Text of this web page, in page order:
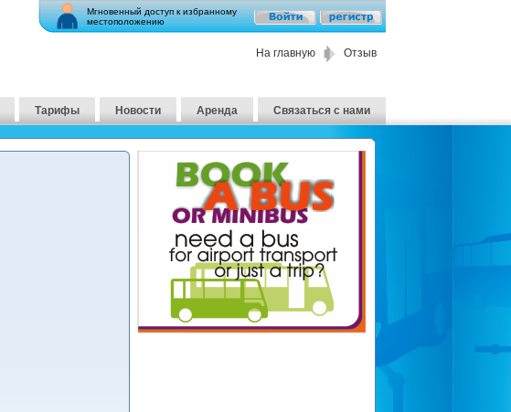
Мгновенный доступ к избранному
местоположению
На главную Отзыв
Тарифы Новости Аренда Связаться с нами